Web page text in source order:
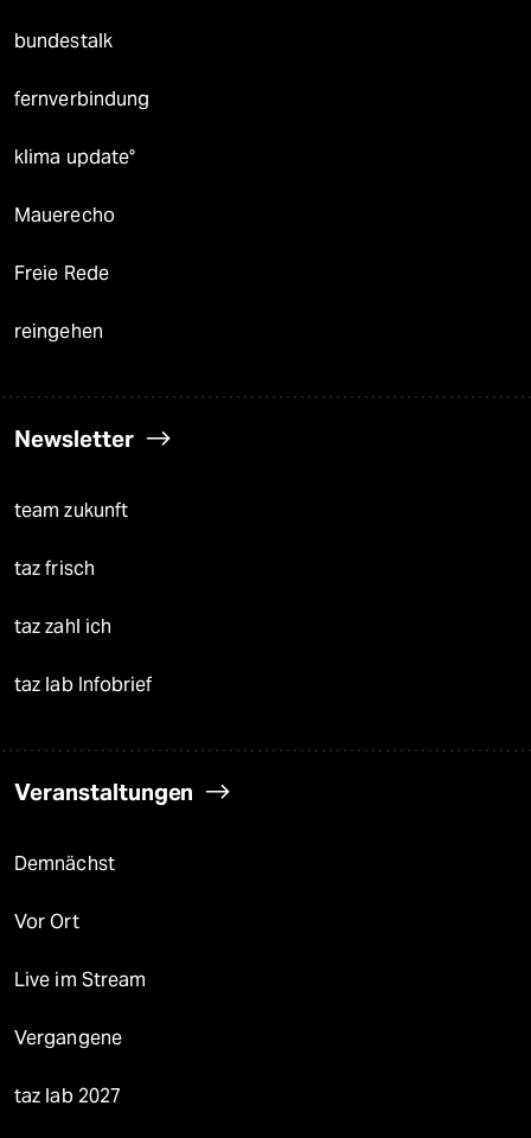
bundestalk
fernverbindung
klima update°
Mauerecho
Freie Rede
reingehen
Newsletter
team zukunft
taz frisch
taz zahl ich
taz lab Infobrief
Veranstaltungen
Demnächst
Vor Ort
Live im Stream
Vergangene
taz lab 2027